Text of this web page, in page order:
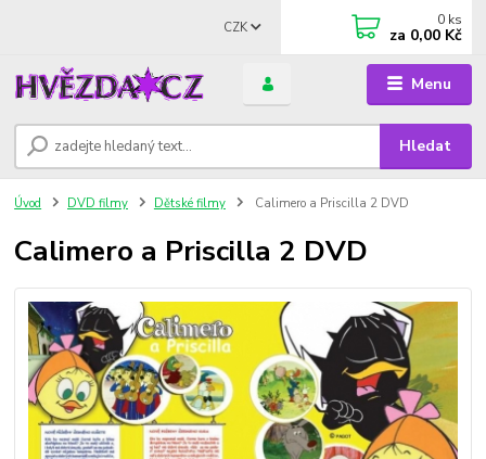
Menu
CZK
Hledat
0 ks
za 0,00 Kč
Úvod DVD filmy Dětské filmy Calimero a Priscilla 2 DVD
Calimero a Priscilla 2 DVD